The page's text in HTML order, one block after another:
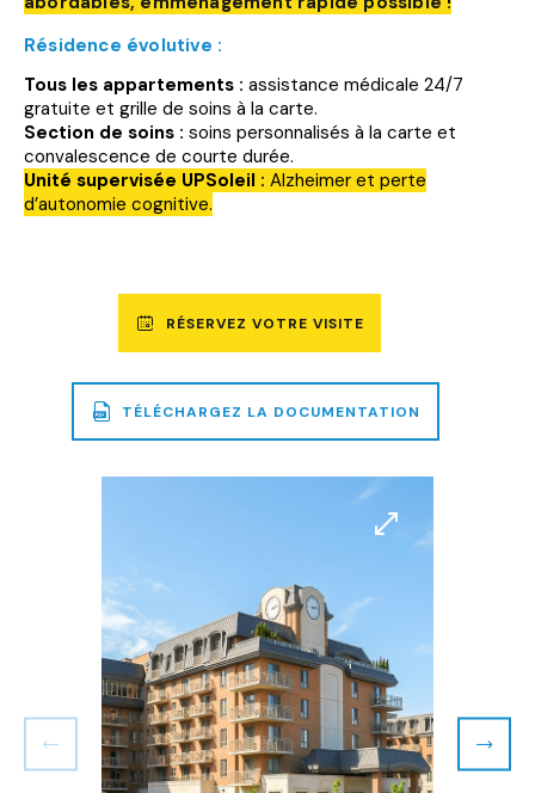
Résidence évolutive :
Tous les appartements : assistance médicale 24/7
gratuite et grille de soins à la carte.
Section de soins : soins personnalisés à la carte et
convalescence de courte durée.
Unité supervisée UPSoleil : Alzheimer et perte
d’autonomie cognitive.
RÉSERVEZ VOTRE VISITE
TÉLÉCHARGEZ LA DOCUMENTATION
UN
FICHIER
DE
Agrandir Agrandir